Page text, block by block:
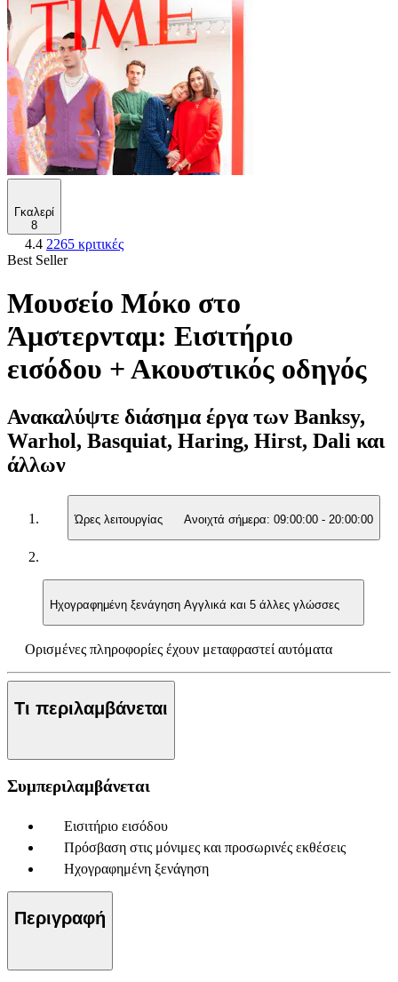
Γκαλερί
8
4.4 2265 κριτικές
Best Seller
Μουσείο Μόκο στο
Άμστερνταμ: Εισιτήριο
εισόδου + Ακουστικός οδηγός
Ανακαλύψτε διάσημα έργα των Banksy,
Warhol, Basquiat, Haring, Hirst, Dali και
άλλων
Ώρες λειτουργίας Ανοιχτά σήμερα: 09:00:00 - 20:00:00
Ηχογραφημένη ξενάγηση Αγγλικά και 5 άλλες γλώσσες
Ορισμένες πληροφορίες έχουν μεταφραστεί αυτόματα
Τι περιλαμβάνεται
Συμπεριλαμβάνεται
Εισιτήριο εισόδου
Πρόσβαση στις μόνιμες και προσωρινές εκθέσεις
Ηχογραφημένη ξενάγηση
Περιγραφή